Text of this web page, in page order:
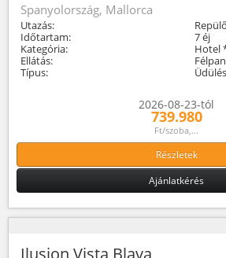
Spanyolország, Mallorca
Utazás:
Időtartam:
7 éj
Kategória:
Hotel
Ellátás:
Típus:
2026-08-23-tól
739.980
Ft/szoba,...
Részletek
Ajánlatkérés
Ilusion Vista Blava